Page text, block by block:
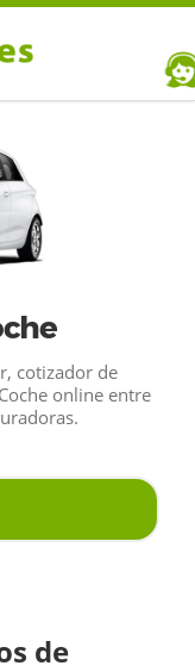
cotizador de
online entre
de